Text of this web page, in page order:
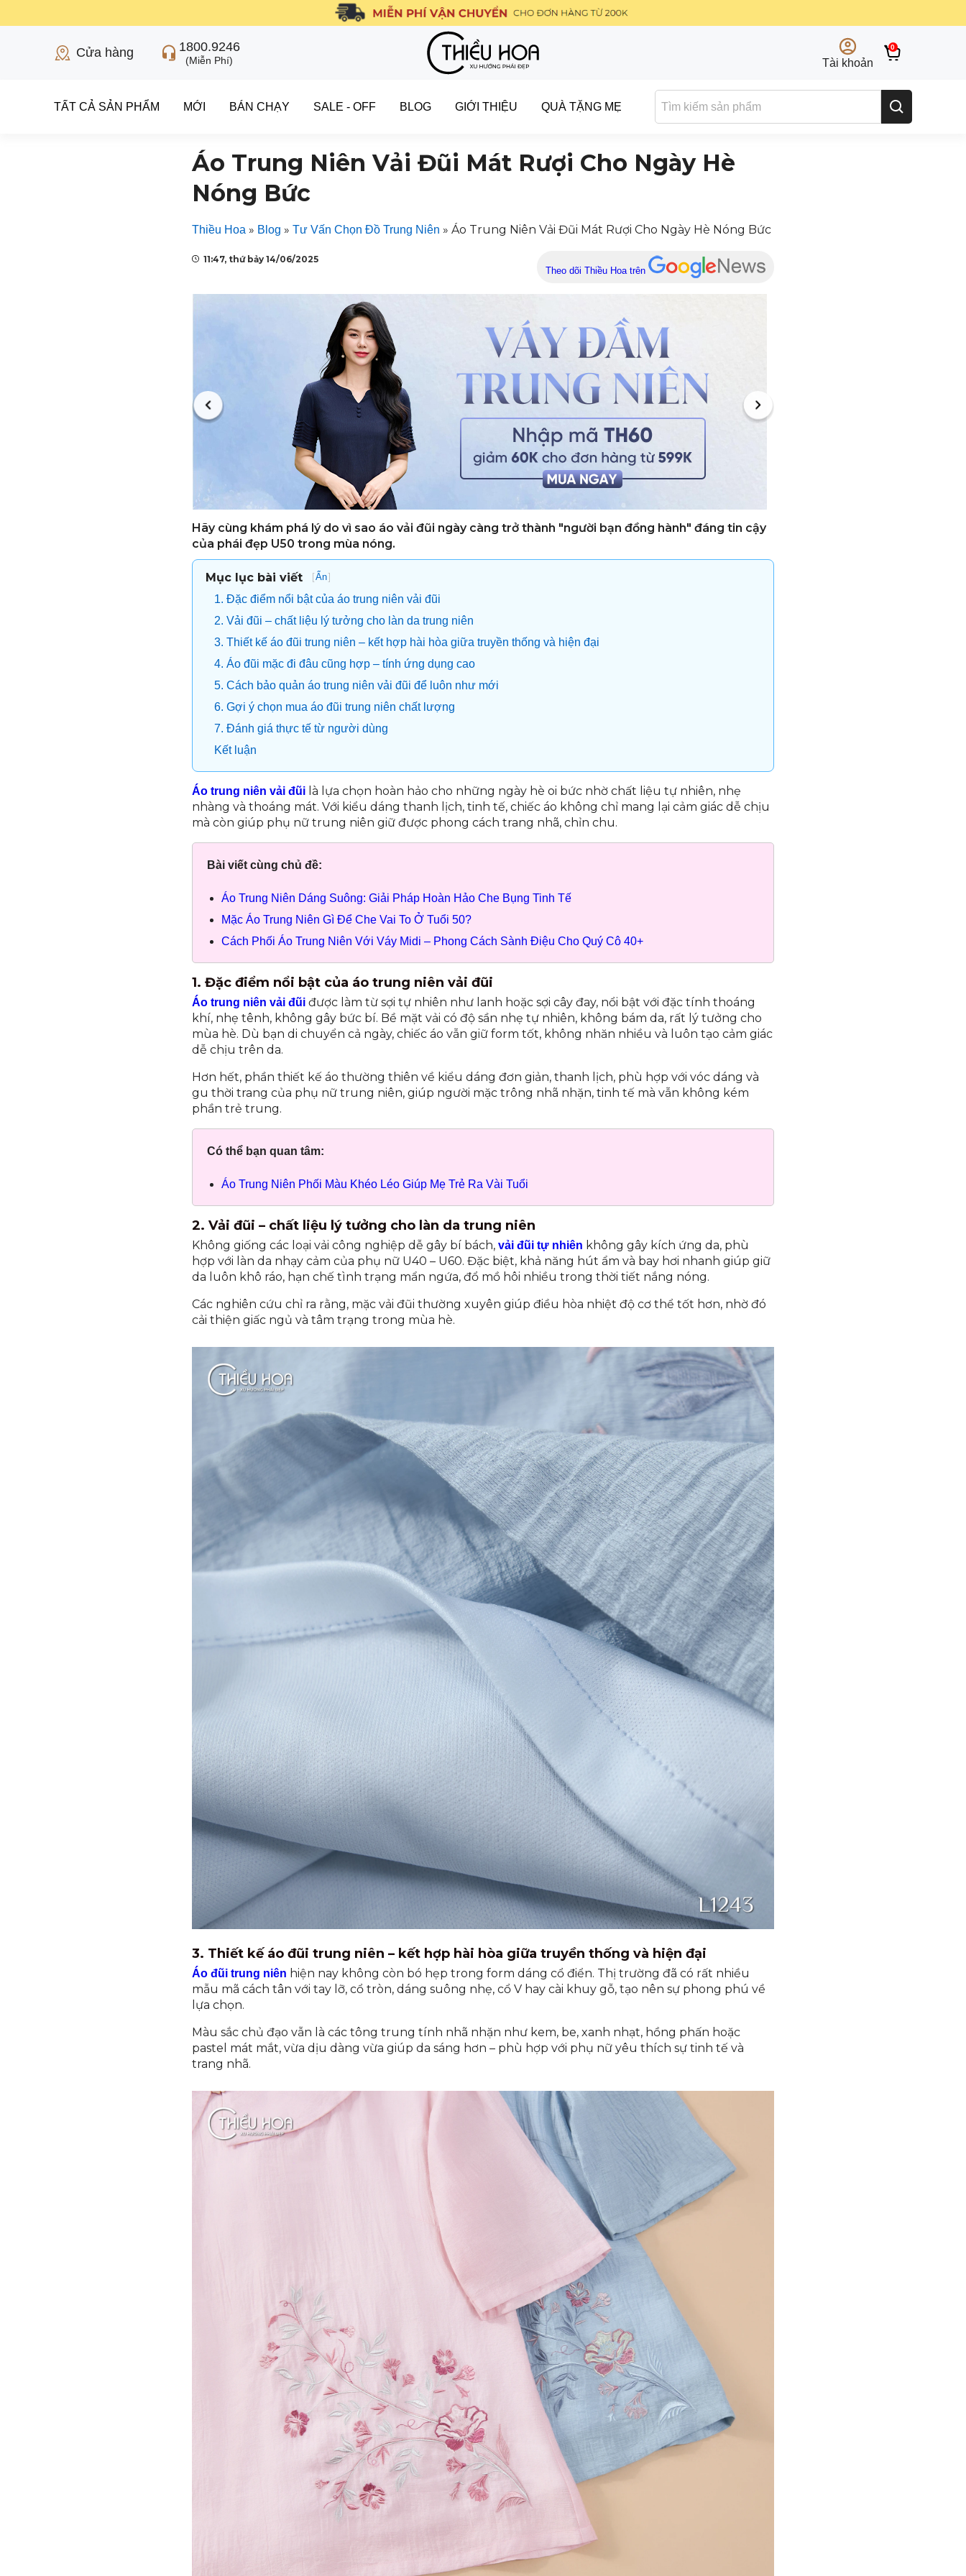
Cửa hàng 1800.9246
(Miễn Phí) Tài khoản
0
TẤT CẢ SẢN PHẨM MỚI BÁN CHẠY SALE - OFF BLOG GIỚI THIỆU QUÀ TẶNG MẸ
Áo Trung Niên Vải Đũi Mát Rượi Cho Ngày Hè
Nóng Bức
Thiều Hoa » Blog » Tư Vấn Chọn Đồ Trung Niên » Áo Trung Niên Vải Đũi Mát Rượi Cho Ngày Hè Nóng Bức
11:47, thứ bảy 14/06/2025
Theo dõi Thiều Hoa trên
Hãy cùng khám phá lý do vì sao áo vải đũi ngày càng trở thành "người bạn đồng hành" đáng tin cậy
của phái đẹp U50 trong mùa nóng.
Mục lục bài viết [Ẩn]
1. Đặc điểm nổi bật của áo trung niên vải đũi
2. Vải đũi – chất liệu lý tưởng cho làn da trung niên
3. Thiết kế áo đũi trung niên – kết hợp hài hòa giữa truyền thống và hiện đại
4. Áo đũi mặc đi đâu cũng hợp – tính ứng dụng cao
5. Cách bảo quản áo trung niên vải đũi để luôn như mới
6. Gợi ý chọn mua áo đũi trung niên chất lượng
7. Đánh giá thực tế từ người dùng
Kết luận
Áo trung niên vải đũi là lựa chọn hoàn hảo cho những ngày hè oi bức nhờ chất liệu tự nhiên, nhẹ
nhàng và thoáng mát. Với kiểu dáng thanh lịch, tinh tế, chiếc áo không chỉ mang lại cảm giác dễ chịu
mà còn giúp phụ nữ trung niên giữ được phong cách trang nhã, chỉn chu.
Bài viết cùng chủ đề:
Áo Trung Niên Dáng Suông: Giải Pháp Hoàn Hảo Che Bụng Tinh Tế
Mặc Áo Trung Niên Gì Để Che Vai To Ở Tuổi 50?
Cách Phối Áo Trung Niên Với Váy Midi – Phong Cách Sành Điệu Cho Quý Cô 40+
1. Đặc điểm nổi bật của áo trung niên vải đũi
Áo trung niên vải đũi được làm từ sợi tự nhiên như lanh hoặc sợi cây đay, nổi bật với đặc tính thoáng
khí, nhẹ tênh, không gây bức bí. Bề mặt vải có độ sần nhẹ tự nhiên, không bám da, rất lý tưởng cho
mùa hè. Dù bạn di chuyển cả ngày, chiếc áo vẫn giữ form tốt, không nhăn nhiều và luôn tạo cảm giác
dễ chịu trên da.
Hơn hết, phần thiết kế áo thường thiên về kiểu dáng đơn giản, thanh lịch, phù hợp với vóc dáng và
gu thời trang của phụ nữ trung niên, giúp người mặc trông nhã nhặn, tinh tế mà vẫn không kém
phần trẻ trung.
Có thể bạn quan tâm:
Áo Trung Niên Phối Màu Khéo Léo Giúp Mẹ Trẻ Ra Vài Tuổi
2. Vải đũi – chất liệu lý tưởng cho làn da trung niên
Không giống các loại vải công nghiệp dễ gây bí bách, vải đũi tự nhiên không gây kích ứng da, phù
hợp với làn da nhạy cảm của phụ nữ U40 – U60. Đặc biệt, khả năng hút ẩm và bay hơi nhanh giúp giữ
da luôn khô ráo, hạn chế tình trạng mẩn ngứa, đổ mồ hôi nhiều trong thời tiết nắng nóng.
Các nghiên cứu chỉ ra rằng, mặc vải đũi thường xuyên giúp điều hòa nhiệt độ cơ thể tốt hơn, nhờ đó
cải thiện giấc ngủ và tâm trạng trong mùa hè.
3. Thiết kế áo đũi trung niên – kết hợp hài hòa giữa truyền thống và hiện đại
Áo đũi trung niên hiện nay không còn bó hẹp trong form dáng cổ điển. Thị trường đã có rất nhiều
mẫu mã cách tân với tay lỡ, cổ tròn, dáng suông nhẹ, cổ V hay cài khuy gỗ, tạo nên sự phong phú về
lựa chọn.
Màu sắc chủ đạo vẫn là các tông trung tính nhã nhặn như kem, be, xanh nhạt, hồng phấn hoặc
pastel mát mắt, vừa dịu dàng vừa giúp da sáng hơn – phù hợp với phụ nữ yêu thích sự tinh tế và
trang nhã.